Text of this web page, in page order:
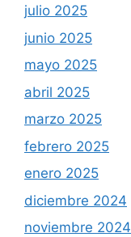
julio 2025
junio 2025
mayo 2025
abril 2025
marzo 2025
febrero 2025
enero 2025
diciembre 2024
noviembre 2024